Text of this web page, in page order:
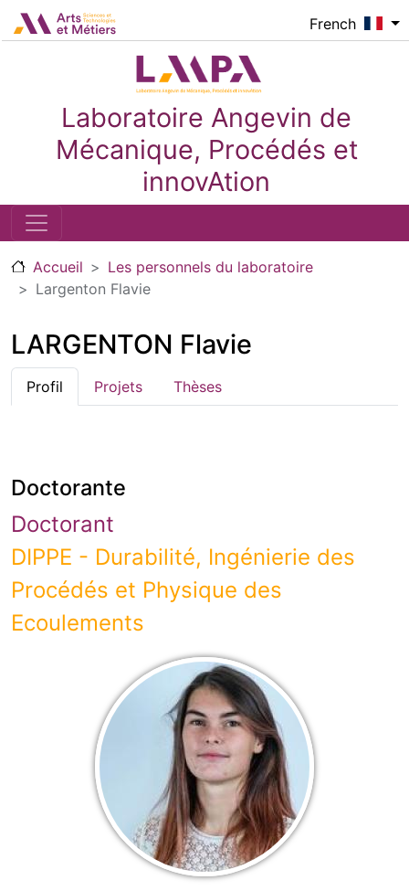
Aller au contenu principal
Laboratoire Angevin de
Mécanique, Procédés et
innovAtion
French
Logo_image
Accueil
Les personnels du laboratoire
Largenton Flavie
LARGENTON Flavie
Profil Projets Thèses
Doctorante
Doctorant
DIPPE - Durabilité, Ingénierie des
Procédés et Physique des
Ecoulements